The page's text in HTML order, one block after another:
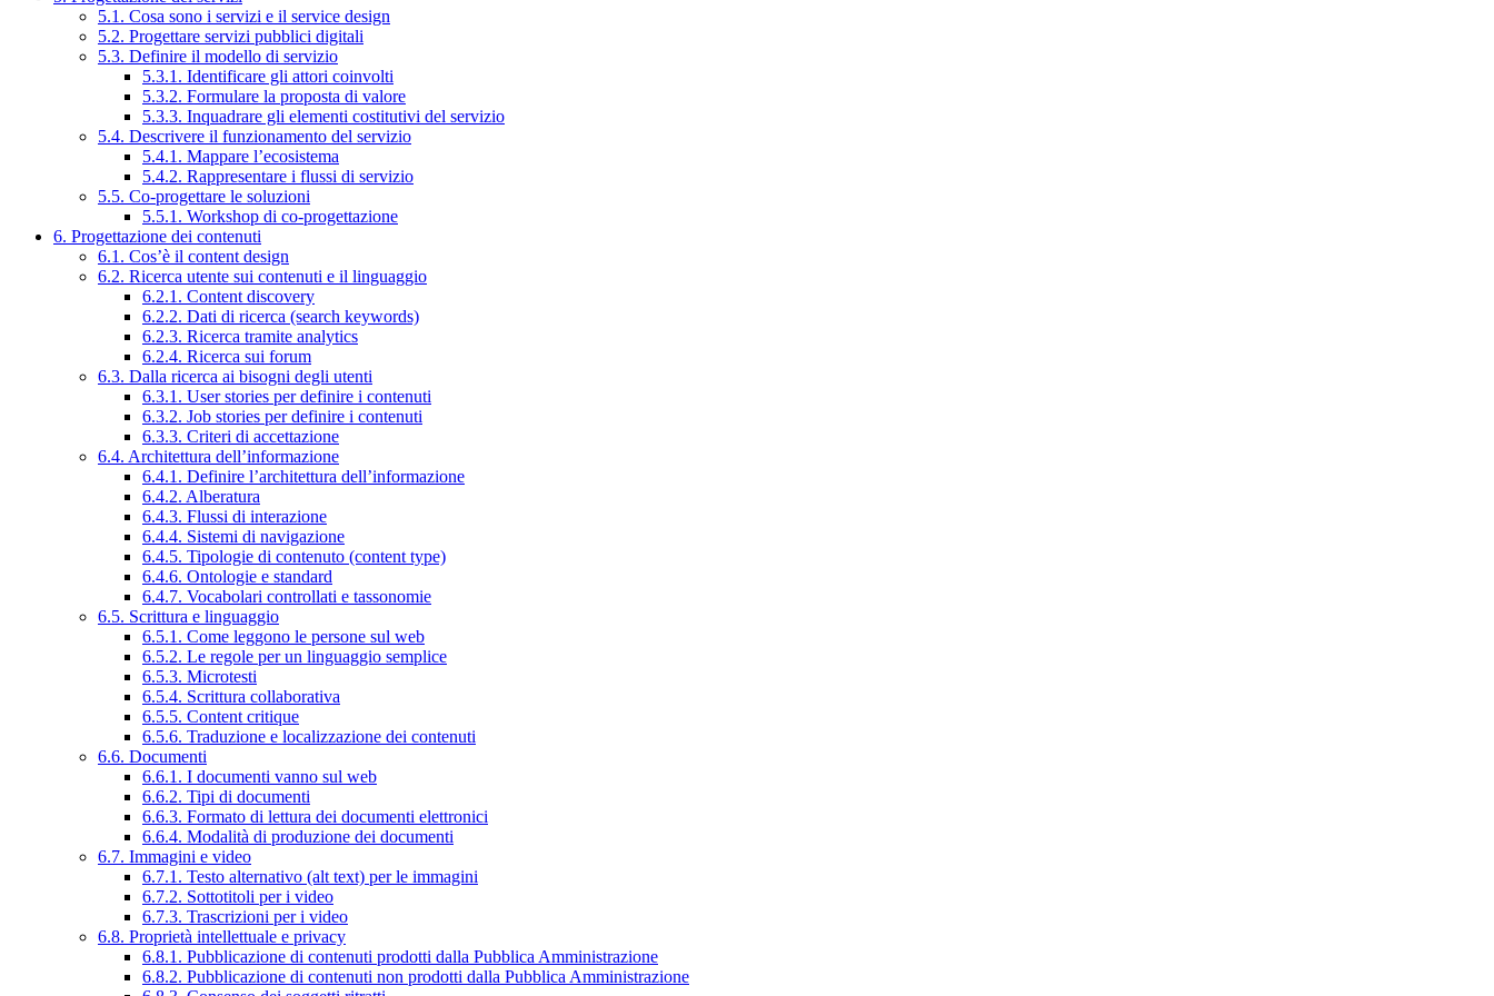
5.1. Cosa sono i servizi e il service design
5.2. Progettare servizi pubblici digitali
5.3. Definire il modello di servizio
5.3.1. Identificare gli attori coinvolti
5.3.2. Formulare la proposta di valore
5.3.3. Inquadrare gli elementi costitutivi del servizio
5.4. Descrivere il funzionamento del servizio
5.4.1. Mappare l’ecosistema
5.4.2. Rappresentare i flussi di servizio
5.5. Co-progettare le soluzioni
5.5.1. Workshop di co-progettazione
6. Progettazione dei contenuti
6.1. Cos’è il content design
6.2. Ricerca utente sui contenuti e il linguaggio
6.2.1. Content discovery
6.2.2. Dati di ricerca (search keywords)
6.2.3. Ricerca tramite analytics
6.2.4. Ricerca sui forum
6.3. Dalla ricerca ai bisogni degli utenti
6.3.1. User stories per definire i contenuti
6.3.2. Job stories per definire i contenuti
6.3.3. Criteri di accettazione
6.4. Architettura dell’informazione
6.4.1. Definire l’architettura dell’informazione
6.4.2. Alberatura
6.4.3. Flussi di interazione
6.4.4. Sistemi di navigazione
6.4.5. Tipologie di contenuto (content type)
6.4.6. Ontologie e standard
6.4.7. Vocabolari controllati e tassonomie
6.5. Scrittura e linguaggio
6.5.1. Come leggono le persone sul web
6.5.2. Le regole per un linguaggio semplice
6.5.3. Microtesti
6.5.4. Scrittura collaborativa
6.5.5. Content critique
6.5.6. Traduzione e localizzazione dei contenuti
6.6. Documenti
6.6.1. I documenti vanno sul web
6.6.2. Tipi di documenti
6.6.3. Formato di lettura dei documenti elettronici
6.6.4. Modalità di produzione dei documenti
6.7. Immagini e video
6.7.1. Testo alternativo (alt text) per le immagini
6.7.2. Sottotitoli per i video
6.7.3. Trascrizioni per i video
6.8. Proprietà intellettuale e privacy
6.8.1. Pubblicazione di contenuti prodotti dalla Pubblica Amministrazione
6.8.2. Pubblicazione di contenuti non prodotti dalla Pubblica Amministrazione